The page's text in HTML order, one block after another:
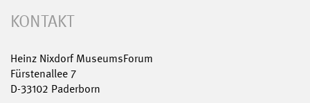
KONTAKT
Heinz Nixdorf MuseumsForum
Fürstenallee 7
D-33102 Paderborn